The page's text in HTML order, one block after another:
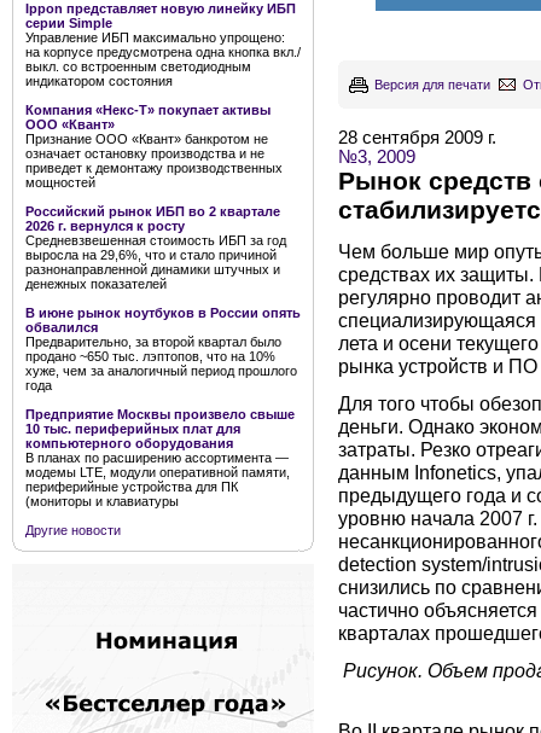
Ippon представляет новую линейку ИБП
серии Simple
Управление ИБП максимально упрощено:
на корпусе предусмотрена одна кнопка вкл./
выкл. со встроенным светодиодным
индикатором состояния
Компания «Некс-Т» покупает активы
ООО «Квант»
Признание ООО «Квант» банкротом не
означает остановку производства и не
приведет к демонтажу производственных
мощностей
Российский рынок ИБП во 2 квартале
2026 г. вернулся к росту
Средневзвешенная стоимость ИБП за год
выросла на 29,6%, что и стало причиной
разнонаправленной динамики штучных и
денежных показателей
В июне рынок ноутбуков в России опять
обвалился
Предварительно, за второй квартал было
продано ~650 тыс. лэптопов, что на 10%
хуже, чем за аналогичный период прошлого
года
Предприятие Москвы произвело свыше
10 тыс. периферийных плат для
компьютерного оборудования
В планах по расширению ассортимента —
модемы LTE, модули оперативной памяти,
периферийные устройства для ПК
(мониторы и клавиатуры
Другие новости
Версия для печати
28 сентября 2009 г.
№3, 2009
Рынок средств
Чем больше мир
средствах их защиты.
регулярно проводит
специализирующаяся
лета и осени
рынка устройств и ПО
Для того чтобы
деньги. Однако
затраты. Резко
данным Infonetics,
предыдущего года и
уровню начала 2007
detection system/
снизились по
частично
кварталах
Рисунок. Объем